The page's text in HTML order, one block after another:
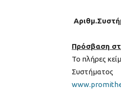
Πρόσβαση
Το πλήρες